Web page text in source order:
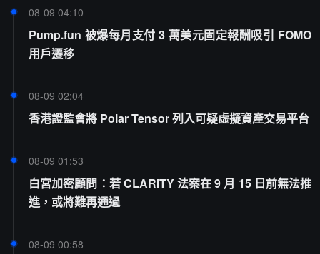
08-09 04:10
Pump.fun 被爆每月支付 3 萬美元固定報酬吸引 FOMO
用戶遷移
08-09 02:04
香港證監會將 Polar Tensor 列入可疑虛擬資產交易平台
08-09 01:53
白宮加密顧問：若 CLARITY 法案在 9 月 15 日前無法推
進，或將難再通過
08-09 00:58